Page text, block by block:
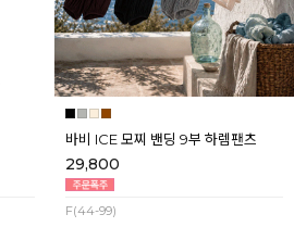
바비 ICE 모찌 밴딩 9부 하렘팬츠
29,800
F(44-99)